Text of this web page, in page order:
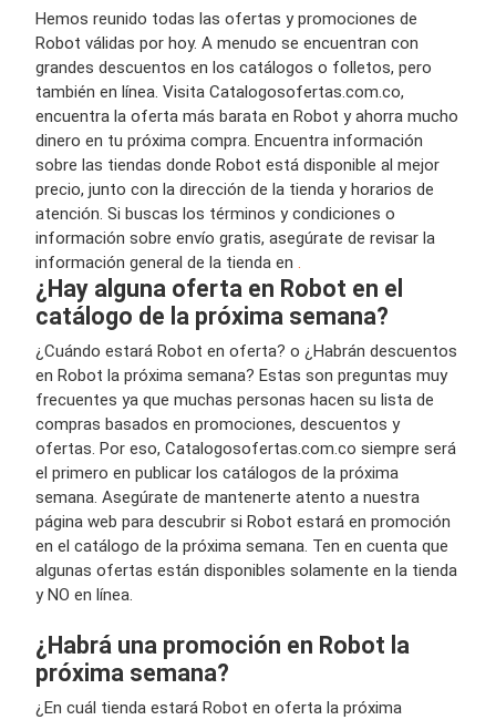
Hemos reunido todas las ofertas y promociones de
Robot válidas por hoy. A menudo se encuentran con
grandes descuentos en los catálogos o folletos, pero
también en línea. Visita Catalogosofertas.com.co,
encuentra la oferta más barata en Robot y ahorra mucho
dinero en tu próxima compra. Encuentra información
sobre las tiendas donde Robot está disponible al mejor
precio, junto con la dirección de la tienda y horarios de
atención. Si buscas los términos y condiciones o
información sobre envío gratis, asegúrate de revisar la
información general de la tienda en .
¿Hay alguna oferta en Robot en el
catálogo de la próxima semana?
¿Cuándo estará Robot en oferta? o ¿Habrán descuentos
en Robot la próxima semana? Estas son preguntas muy
frecuentes ya que muchas personas hacen su lista de
compras basados en promociones, descuentos y
ofertas. Por eso, Catalogosofertas.com.co siempre será
el primero en publicar los catálogos de la próxima
semana. Asegúrate de mantenerte atento a nuestra
página web para descubrir si Robot estará en promoción
en el catálogo de la próxima semana. Ten en cuenta que
algunas ofertas están disponibles solamente en la tienda
y NO en línea.
¿Habrá una promoción en Robot la
próxima semana?
¿En cuál tienda estará Robot en oferta la próxima